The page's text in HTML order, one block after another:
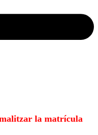
la matrícula